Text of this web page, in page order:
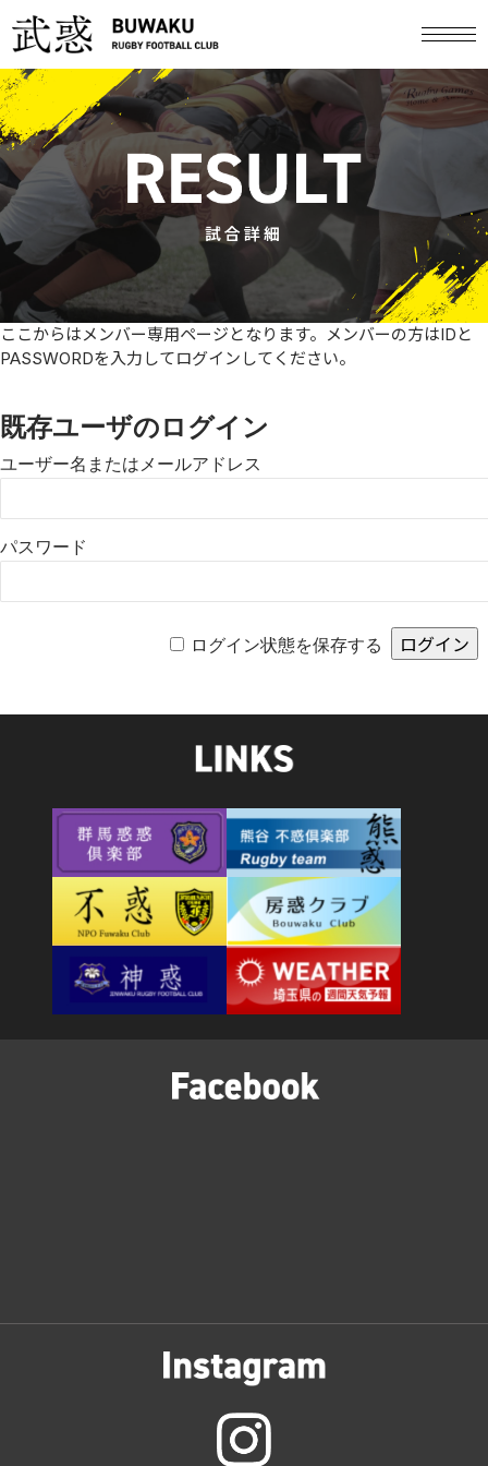
試合詳細
ここからはメンバー専用ページとなります。メンバーの方はIDと
PASSWORDを入力してログインしてください。
既存ユーザのログイン
ユーザー名またはメールアドレス
パスワード
ログイン状態を保存する